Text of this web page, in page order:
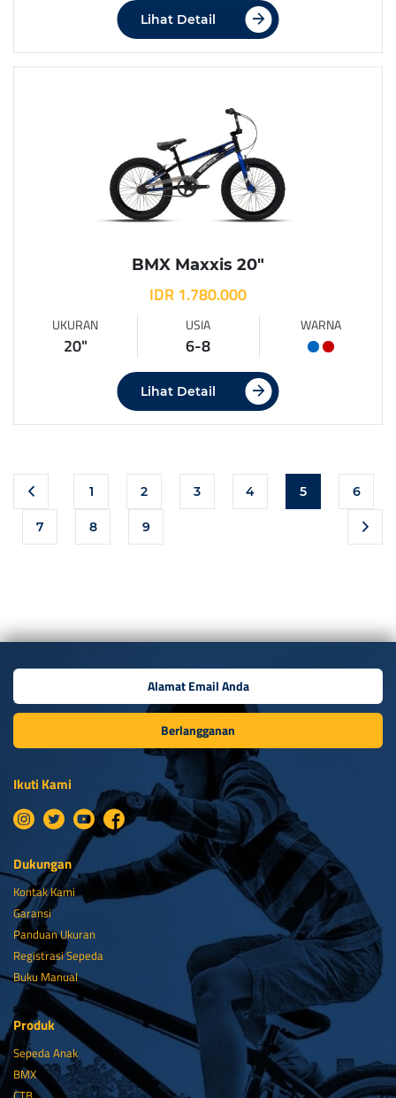
Lihat Detail
BMX Maxxis 20″
IDR 1.780.000
UKURAN
20"
USIA
6-8
WARNA
Lihat Detail
1 2 3 4 5 6
7 8 9
Berlangganan
Ikuti Kami
Dukungan
Kontak Kami
Garansi
Panduan Ukuran
Registrasi Sepeda
Buku Manual
Produk
Sepeda Anak
BMX